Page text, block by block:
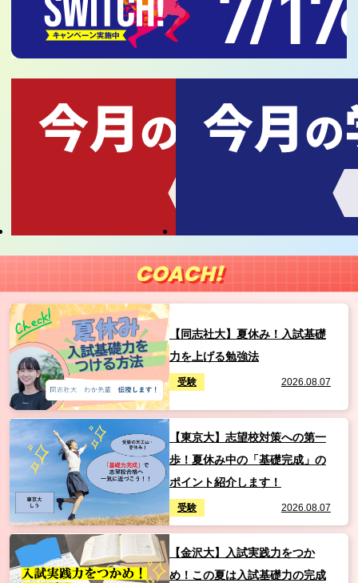
COACH!
【同志社大】夏休み！入試基礎
力を上げる勉強法
受験 2026.08.07
【東京大】志望校対策への第一
歩！夏休み中の「基礎完成」の
ポイント紹介します！
受験 2026.08.07
【金沢大】入試実践力をつか
め！この夏は入試基礎力の完成